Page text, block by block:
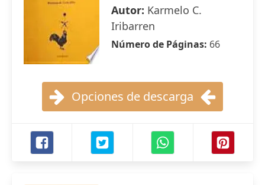
Autor: Karmelo C.
Iribarren
Número de Páginas: 66
Opciones de descarga